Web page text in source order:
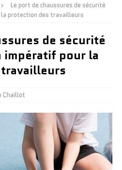
Le port de chaussures de sécurité
protection des travailleurs
de sécurité
pour la
Chaillot